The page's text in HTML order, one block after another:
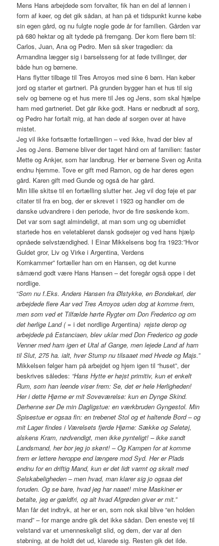
Mens Hans arbejdede som forvalter, fik han en del af lønnen i
form af køer, og det gik sådan, at han på et tidspunkt kunne købe
sin egen gård, og nu fulgte nogle gode år for familien. Gården var
på 680 hektar og alt tydede på fremgang. Der kom flere børn til:
Carlos, Juan, Ana og Pedro. Men så sker tragedien: da
Armandina lægger sig i barselsseng for at føde tvillinger, dør
både hun og børnene.
Hans flytter tilbage til Tres Arroyos med sine 6 børn. Han køber
jord og starter et gartneri. På grunden bygger han et hus til sig
selv og børnene og et hus mere til Jes og Jens, som skal hjælpe
ham med gartneriet. Det går ikke godt. Hans er nedbrudt af sorg,
og Pedro har fortalt mig, at han døde af sorgen over at have
mistet.
Jeg vil ikke fortsætte fortællingen – ved ikke, hvad der blev af
Jes og Jens. Børnene bliver der taget hånd om af familien: faster
Mette og Ankjer, som har landbrug. Her er børnene Sven og Anita
endnu hjemme. Tove er gift med Ramon, og de har deres egen
gård. Karen gift med Gunde og også de har gård.
Min lille skitse til en fortælling slutter her. Jeg vil dog føje et par
citater til fra en bog, der er skrevet i 1923 og handler om de
danske udvandrere i den periode, hvor de fire søskende kom.
Det var som sagt almindeligt, at man som ung og ubemidlet
startede hos en veletableret dansk godsejer og ved hans hjælp
opnåede selvstændighed. I Einar Mikkelsens bog fra 1923:”Hvor
Guldet gror, Liv og Virke i Argentina, Verdens
Kornkammer” fortæller han om en Hansen, og det kunne
såmænd godt være Hans Hansen – det foregår også oppe i det
nordlige.
“Som nu f.Eks. Anders Hansen fra Ølstykke, en Bondekarl, der
arbejdede flere Aar ved Tres Arroyos uden dog at komme frem,
men som ved et Tilfælde hørte Rygter om Don Frederico og om
det herlige Land ( = i det nordlige Argentina) rejste derop og
arbejdede på Estanciaen, blev uklar med Don Frederico og gode
Venner med ham igen et Utal af Gange, men lejede Land af ham
til Slut, 275 ha. ialt, hver Stump nu tilsaaet med Hvede og Majs.”
Mikkelsen følger ham på arbejdet og hjem igen til “huset”, der
beskrives således: “Hans Hytte er højst primitiv, kun et enkelt
Rum, som han leende viser frem: Se, det er hele Herligheden!
Her i dette Hjørne er mit Soveværelse: kun en Dynge Skind.
Derhenne ser De min Dagligstue: en værkbruden Gyngestol. Min
Spisestue er ogsaa fin: en trebenet Stol og et haltende Bord – og
mit Lager findes i Værelsets fjerde Hjørne: Sække og Seletøj,
alskens Kram, nødvendigt, men ikke pynteligt! – ikke sandt
Landsmand, her bor jeg jo skønt! – Og Kampen for at komme
frem er lettere heroppe end længere mod Syd. Her er Plads
endnu for en driftig Mand, kun er det lidt varmt og skralt med
Selskabeligheden – men hvad, man klarer sig jo ogsaa det
foruden. Og se bare, hvad jeg har naaet! mine Maskiner er
betalte, jeg er gældfri, og alt hvad Afgrøden giver er mit.”
Man får det indtryk, at her er en, som nok skal blive “en holden
mand” – for mange andre gik det ikke sådan. Den eneste vej til
velstand var et umenneskeligt slid, og dem, der var af den
støbning, at de holdt det ud, klarede sig. Resten gik det ilde.